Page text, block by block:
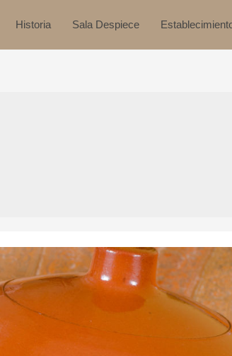
Historia Sala Despiece